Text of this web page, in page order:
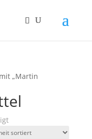
„Martin
Nach
Beliebtheit